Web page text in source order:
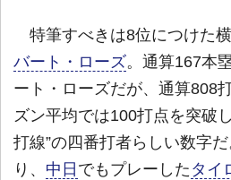
特筆すべきは8位につけた
バート・ローズ。通算167本
ート・ローズだが、通算808
ズン平均では100打点を突破
打線”の四番打者らしい数字
り、 中日 でもプレーした タイ